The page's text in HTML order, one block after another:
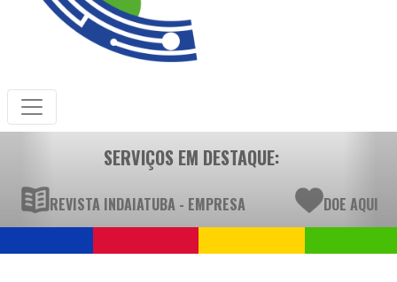
SERVIÇOS EM DESTAQUE:
REVISTA INDAIATUBA - EMPRESA DOE AQUI